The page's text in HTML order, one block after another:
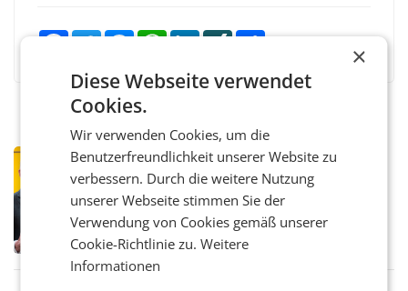
FacebookTwitterMessengerWhatsAppLinkedInXING Teilen
PRIMENEWS
Österreichische Post: Umsatzplus im
ersten Halbjahr trotz schwachem
Briefgeschäft
WIEN Die Österreichische Post AG hat im
ersten Halbjahr 2026 einen Konzernumsatz
von 1.544,0 Mio. EUR erwirtschaftet, was
einem Plus von 3,8 Prozent gegenüber dem
×
Diese Webseite verwendet
Cookies.
Wir verwenden Cookies, um die
Benutzerfreundlichkeit unserer Website zu
verbessern. Durch die weitere Nutzung
unserer Webseite stimmen Sie der
Verwendung von Cookies gemäß unserer
Cookie-Richtlinie zu.Weitere
Informationen